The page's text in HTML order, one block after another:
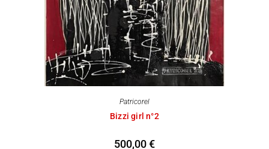
Patricorel
Bizzi girl n°2
500,00€